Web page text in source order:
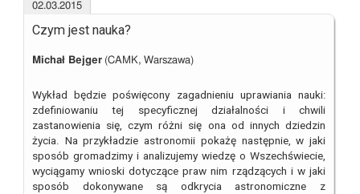
02.03.2015
Czym jest nauka?
Michał Bejger(CAMK, Warszawa)
Wykład będzie poświęcony zagadnieniu uprawiania nauki:
zdefiniowaniu tej specyficznej działalności i chwili
zastanowienia się, czym różni się ona od innych dziedzin
życia. Na przykładzie astronomii pokażę następnie, w jaki
sposób gromadzimy i analizujemy wiedzę o Wszechświecie,
wyciągamy wnioski dotyczące praw nim rządzących i w jaki
sposób dokonywane są odkrycia astronomiczne z